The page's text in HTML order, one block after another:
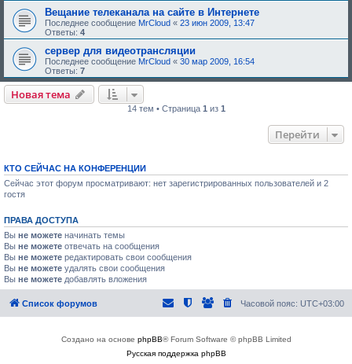
Вещание телеканала на сайте в Интернете
Последнее сообщение MrCloud « 23 июн 2009, 13:47
Ответы: 4
сервер для видеотрансляции
Последнее сообщение MrCloud « 30 мар 2009, 16:54
Ответы: 7
Новая тема
14 тем • Страница 1 из 1
Перейти
КТО СЕЙЧАС НА КОНФЕРЕНЦИИ
Сейчас этот форум просматривают: нет зарегистрированных пользователей и 2
гостя
ПРАВА ДОСТУПА
Вы не можете начинать темы
Вы не можете отвечать на сообщения
Вы не можете редактировать свои сообщения
Вы не можете удалять свои сообщения
Вы не можете добавлять вложения
Список форумов Часовой пояс: UTC+03:00
Создано на основе phpBB® Forum Software © phpBB Limited
Русская поддержка phpBB